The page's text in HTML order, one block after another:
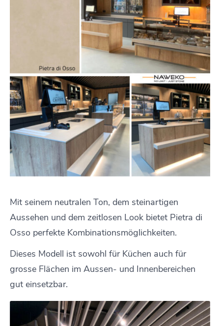
Mit seinem neutralen Ton, dem steinartigen
Aussehen und dem zeitlosen Look bietet Pietra di
Osso perfekte Kombinationsmöglichkeiten.
Dieses Modell ist sowohl für Küchen auch für
grosse Flächen im Aussen- und Innenbereichen
gut einsetzbar.